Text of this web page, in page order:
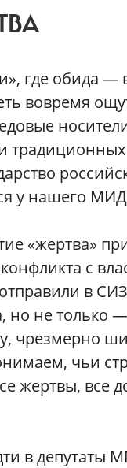
где обида
вовремя
у нашего
«жертва»
конфликта с
в
но не только
чрезмерно
чьи
жертвы, все
в депутаты